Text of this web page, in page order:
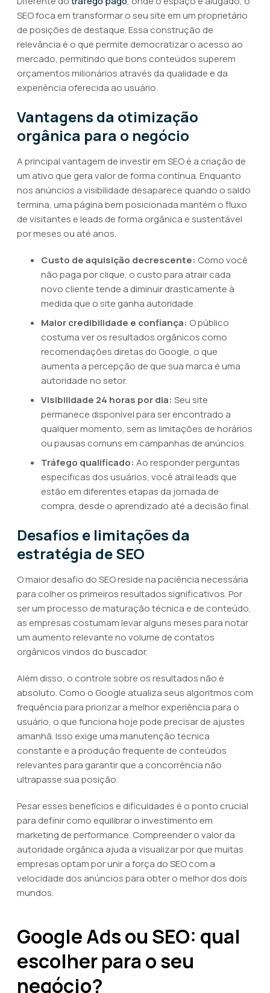
SEO foca em transformar o seu site em um proprietário
de posições de destaque. Essa construção de
relevância é o que permite democratizar o acesso ao
mercado, permitindo que bons conteúdos superem
orçamentos milionários através da qualidade e da
experiência oferecida ao usuário.
Vantagens da otimização
orgânica para o negócio
A principal vantagem de investir em SEO é a criação de
um ativo que gera valor de forma contínua. Enquanto
nos anúncios a visibilidade desaparece quando o saldo
termina, uma página bem posicionada mantém o fluxo
de visitantes e leads de forma orgânica e sustentável
por meses ou até anos.
Custo de aquisição decrescente: Como você
não paga por clique, o custo para atrair cada
novo cliente tende a diminuir drasticamente à
medida que o site ganha autoridade.
Maior credibilidade e confiança: O público
costuma ver os resultados orgânicos como
recomendações diretas do Google, o que
aumenta a percepção de que sua marca é uma
autoridade no setor.
Visibilidade 24 horas por dia: Seu site
permanece disponível para ser encontrado a
qualquer momento, sem as limitações de horários
ou pausas comuns em campanhas de anúncios.
Tráfego qualificado: Ao responder perguntas
específicas dos usuários, você atrai leads que
estão em diferentes etapas da jornada de
compra, desde o aprendizado até a decisão final.
Desafios e limitações da
estratégia de SEO
O maior desafio do SEO reside na paciência necessária
para colher os primeiros resultados significativos. Por
ser um processo de maturação técnica e de conteúdo,
as empresas costumam levar alguns meses para notar
um aumento relevante no volume de contatos
orgânicos vindos do buscador.
Além disso, o controle sobre os resultados não é
absoluto. Como o Google atualiza seus algoritmos com
frequência para priorizar a melhor experiência para o
usuário, o que funciona hoje pode precisar de ajustes
amanhã. Isso exige uma manutenção técnica
constante e a produção frequente de conteúdos
relevantes para garantir que a concorrência não
ultrapasse sua posição.
Pesar esses benefícios e dificuldades é o ponto crucial
para definir como equilibrar o investimento em
marketing de performance. Compreender o valor da
autoridade orgânica ajuda a visualizar por que muitas
empresas optam por unir a força do SEO com a
velocidade dos anúncios para obter o melhor dos dois
mundos.
Google Ads ou SEO: qual
escolher para o seu
negócio?